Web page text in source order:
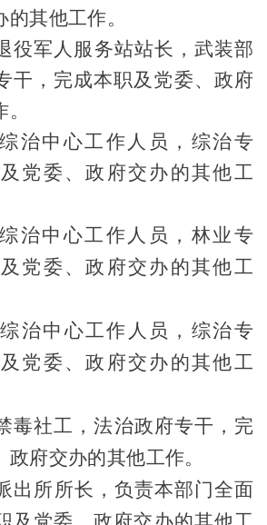
其他工作。
役军人服务站站长 ，武装部
干， 完成本职及 党委、政府
综治中心工作人员， 综治专
党委、政府交办的其他工
综治中心工作人员，林业专
党委、政府交办的其他工
综治中心工作人员， 综治专
党委、政府交办的其他工
毒社工，法治政府专干 ，完
政府交办的其他工作。
出所 所长， 负责本部门全面